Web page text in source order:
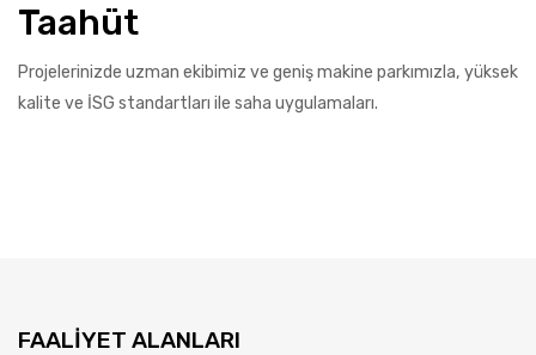
Taahüt
Projelerinizde uzman ekibimiz ve geniş makine parkımızla, yüksek
kalite ve İSG standartları ile saha uygulamaları.
FAALIYET ALANLARI